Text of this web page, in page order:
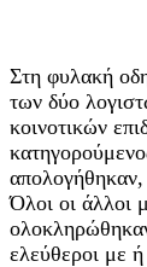
Στη φυλακή
των δύο
κοινοτικών
Όλοι οι άλλοι
ελεύθεροι με ή